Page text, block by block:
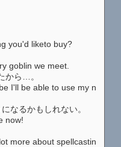
you'd liketo buy?
goblin we meet.
から…。
I'll be able to use my n
なるかもしれない。
now!
more about spellcastin